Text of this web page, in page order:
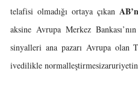
telafisi olmadığı ortaya çıkan
aksine Avrupa Merkez
sinyalleri ana pazarı Avrupa
ivedilikle